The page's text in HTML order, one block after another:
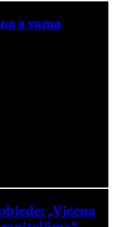
s vama
„Vječna